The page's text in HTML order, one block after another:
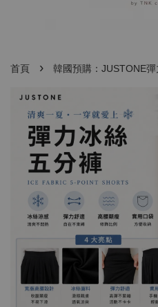
首頁 › 韓國預購：JUSTONE